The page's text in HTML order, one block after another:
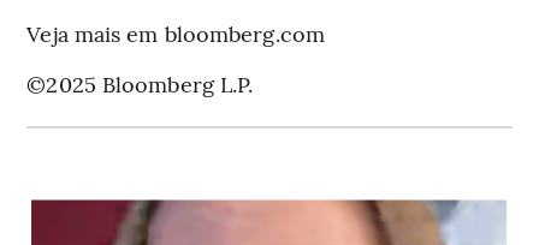
Veja mais em bloomberg.com
©2025 Bloomberg L.P.